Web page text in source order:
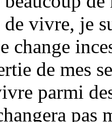
vivre, je
change
de mes
parmi
pas